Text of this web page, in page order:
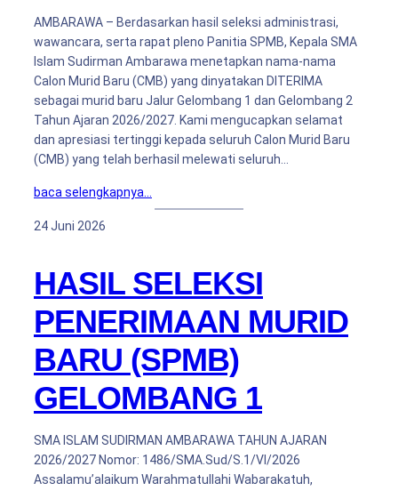
AMBARAWA – Berdasarkan hasil seleksi administrasi,
wawancara, serta rapat pleno Panitia SPMB, Kepala SMA
Islam Sudirman Ambarawa menetapkan nama-nama
Calon Murid Baru (CMB) yang dinyatakan DITERIMA
sebagai murid baru Jalur Gelombang 1 dan Gelombang 2
Tahun Ajaran 2026/2027. Kami mengucapkan selamat
dan apresiasi tertinggi kepada seluruh Calon Murid Baru
(CMB) yang telah berhasil melewati seluruh…
baca selengkapnya…
24 Juni 2026
HASIL SELEKSI
PENERIMAAN MURID
BARU (SPMB)
GELOMBANG 1
SMA ISLAM SUDIRMAN AMBARAWA TAHUN AJARAN
2026/2027 Nomor: 1486/SMA.Sud/S.1/VI/2026
Assalamu’alaikum Warahmatullahi Wabarakatuh,